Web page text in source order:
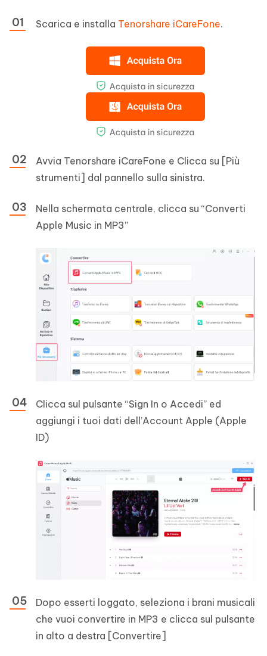
Scarica e installa Tenorshare iCareFone.
Avvia Tenorshare iCareFone e Clicca su [Più
strumenti] dal pannello sulla sinistra.
Nella schermata centrale, clicca su “Converti
Apple Music in MP3”
Clicca sul pulsante “Sign In o Accedi” ed
aggiungi i tuoi dati dell’Account Apple (Apple
ID)
Dopo esserti loggato, seleziona i brani musicali
che vuoi convertire in MP3 e clicca sul pulsante
in alto a destra [Convertire]